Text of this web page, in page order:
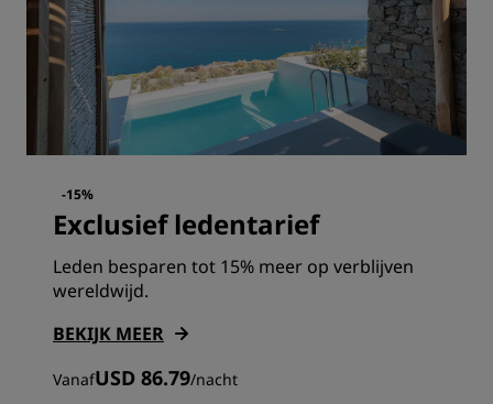
-15%
Exclusief ledentarief
Leden besparen tot 15% meer op verblijven
wereldwijd.
BEKIJK MEER
VanafUSD 86.79/nacht